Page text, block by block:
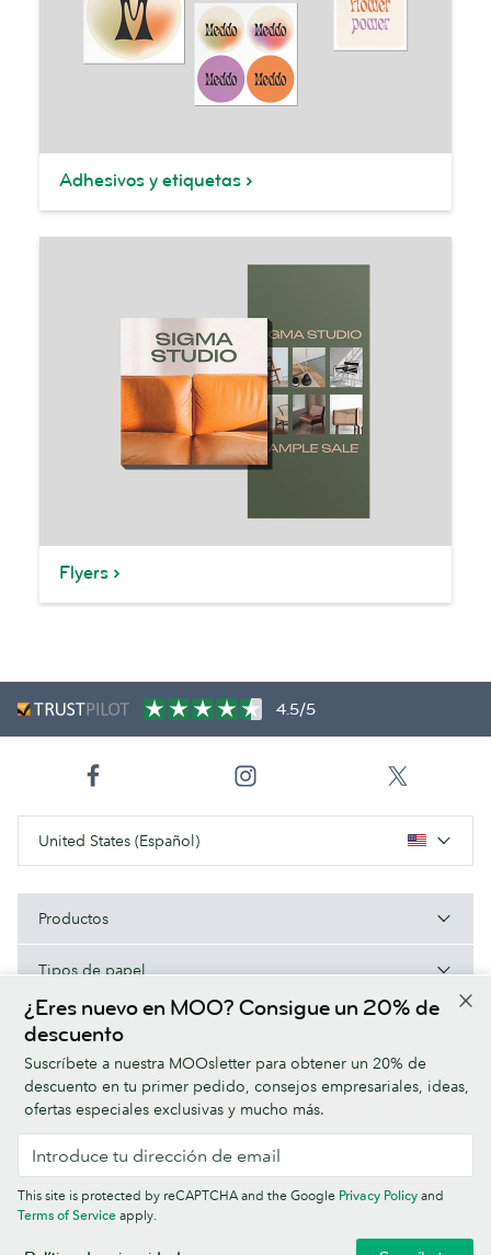
Adhesivos y etiquetas
Flyers
¿Eres nuevo en MOO? Consigue un 20% de
descuento
Suscríbete a nuestra MOOsletter para obtener un 20% de
descuento en tu primer pedido, consejos empresariales, ideas,
ofertas especiales exclusivas y mucho más.
This site is protected by reCAPTCHA and the Google Privacy Policy and
Terms of Service apply.
4.5/5
United States (Español)
Productos
Tipos de papel
Acerca de MOO
Ayuda/Enlaces útiles
Terms & Conditions Privacy Policy Fonts
Sitemap
© MOO Inc., 25 Fairmount Ave, East Providence, RI 02914, USA -